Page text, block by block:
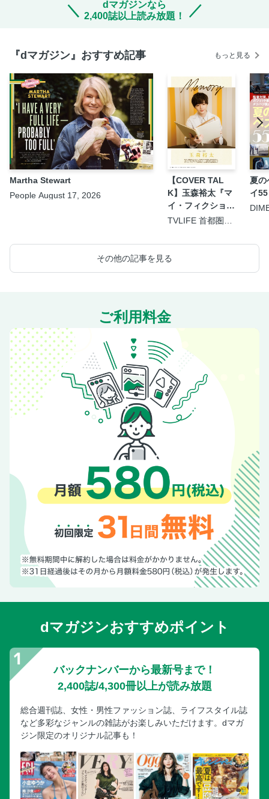
dマガジンなら
2,400誌以上読み放題！
『dマガジン』おすすめ記事 もっと見る
Martha Stewart
People August 17, 2026
【COVER TAL
K】玉森裕太『マ
イ・フィクショ
ン』
TVLIFE 首都圏版
夏の
イ55
その他の記事を見る
ご利用料金
dマガジンおすすめポイント
バックナンバーから最新号まで！
2,400誌/4,300冊以上が読み放題
総合週刊誌、女性・男性ファッション誌、ライフスタイル誌
など多彩なジャンルの雑誌がお楽しみいただけます。dマガ
ジン限定のオリジナル記事も！